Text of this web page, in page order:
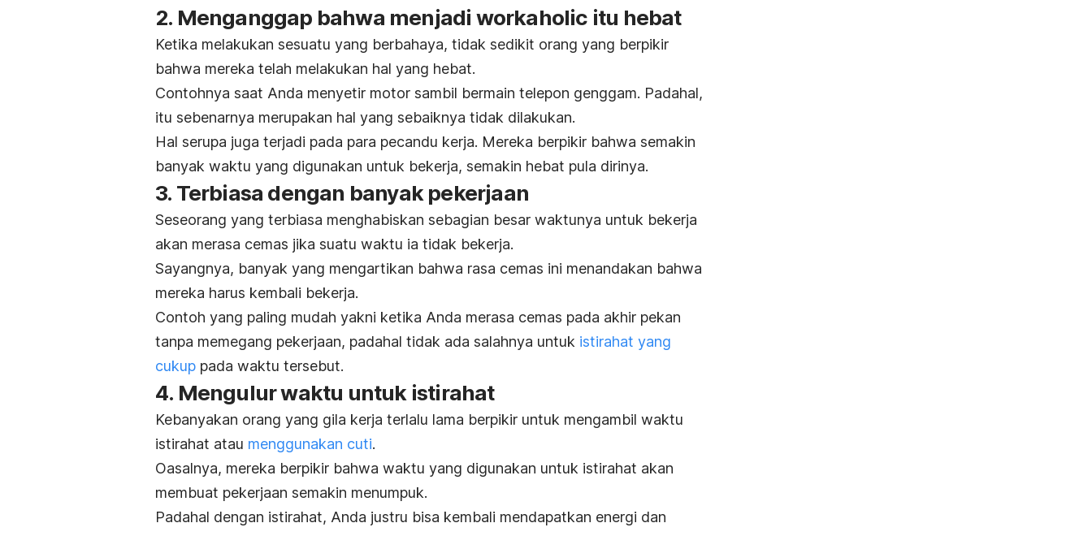
2. Menganggap bahwa menjadi workaholic itu hebat
Ketika melakukan sesuatu yang berbahaya, tidak sedikit orang yang berpikir
bahwa mereka telah melakukan hal yang hebat.
Contohnya saat Anda menyetir motor sambil bermain telepon genggam. Padahal,
itu sebenarnya merupakan hal yang sebaiknya tidak dilakukan.
Hal serupa juga terjadi pada para pecandu kerja. Mereka berpikir bahwa semakin
banyak waktu yang digunakan untuk bekerja, semakin hebat pula dirinya.
3. Terbiasa dengan banyak pekerjaan
Seseorang yang terbiasa menghabiskan sebagian besar waktunya untuk bekerja
akan merasa cemas jika suatu waktu ia tidak bekerja.
Sayangnya, banyak yang mengartikan bahwa rasa cemas ini menandakan bahwa
mereka harus kembali bekerja.
Contoh yang paling mudah yakni ketika Anda merasa cemas pada akhir pekan
tanpa memegang pekerjaan, padahal tidak ada salahnya untuk istirahat yang
cukup pada waktu tersebut.
4. Mengulur waktu untuk istirahat
Kebanyakan orang yang gila kerja terlalu lama berpikir untuk mengambil waktu
istirahat atau menggunakan cuti.
Oasalnya, mereka berpikir bahwa waktu yang digunakan untuk istirahat akan
membuat pekerjaan semakin menumpuk.
Padahal dengan istirahat, Anda justru bisa kembali mendapatkan energi dan